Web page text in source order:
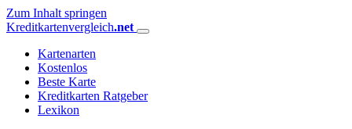
Zum Inhalt springen
Kreditkartenvergleich.net
Kartenarten
Kostenlos
Beste Karte
Kreditkarten Ratgeber
Lexikon